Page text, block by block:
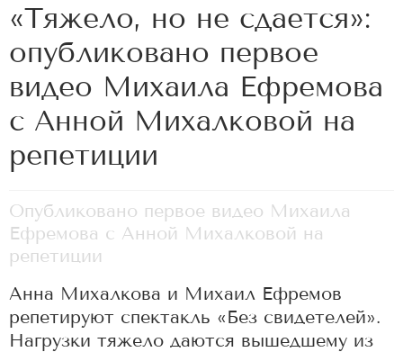
«Тяжело, но не сдается»:
опубликовано первое
видео Михаила Ефремова
с Анной Михалковой на
репетиции
Опубликовано первое видео Михаила
Ефремова с Анной Михалковой на
репетиции
Анна Михалкова и Михаил Ефремов
репетируют спектакль «Без свидетелей».
Нагрузки тяжело даются вышедшему из